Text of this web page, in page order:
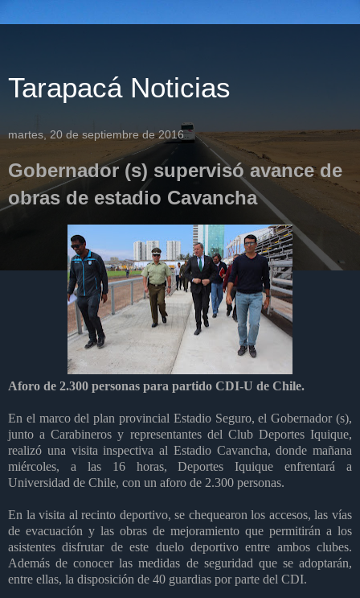
Tarapacá Noticias
martes, 20 de septiembre de 2016
Gobernador (s) supervisó avance de
obras de estadio Cavancha
Aforo de 2.300 personas para partido CDI-U de Chile.
En el marco del plan provincial Estadio Seguro, el Gobernador (s),
junto a Carabineros y representantes del Club Deportes Iquique,
realizó una visita inspectiva al Estadio Cavancha, donde mañana
miércoles, a las 16 horas, Deportes Iquique enfrentará a
Universidad de Chile, con un aforo de 2.300 personas.
En la visita al recinto deportivo, se chequearon los accesos, las vías
de evacuación y las obras de mejoramiento que permitirán a los
asistentes disfrutar de este duelo deportivo entre ambos clubes.
Además de conocer las medidas de seguridad que se adoptarán,
entre ellas, la disposición de 40 guardias por parte del CDI.